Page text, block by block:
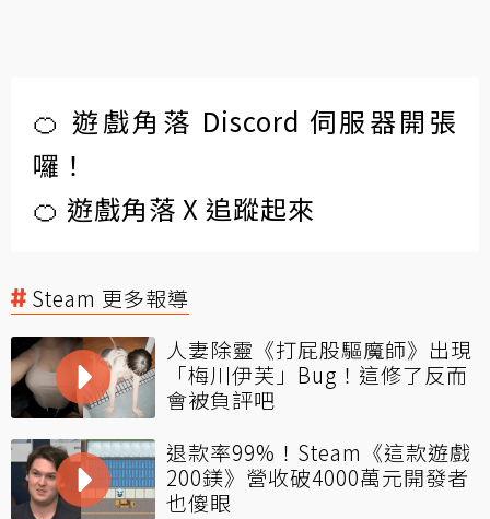
🍊 遊戲角落 Discord 伺服器開張
囉！
🍊 遊戲角落 X 追蹤起來
Steam 更多報導
人妻除靈《打屁股驅魔師》出現
「梅川伊芙」Bug！這修了反而
會被負評吧
退款率99%！Steam《這款遊戲
200鎂》營收破4000萬元開發者
也傻眼